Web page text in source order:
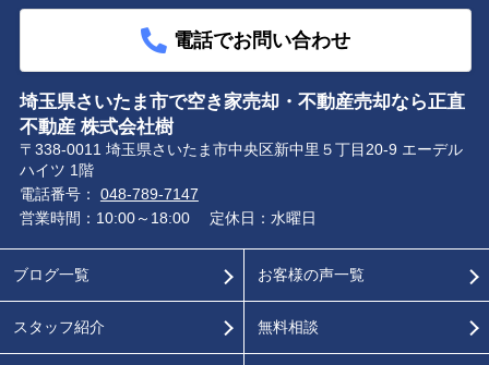
電話でお問い合わせ
埼玉県さいたま市で空き家売却・不動産売却なら正直
不動産 株式会社樹
〒338-0011 埼玉県さいたま市中央区新中里５丁目20-9 エーデル
ハイツ 1階
電話番号： 048-789-7147
営業時間：10:00～18:00
定休日：水曜日
ブログ一覧
スタッフ紹介
お客様の声一覧
無料相談